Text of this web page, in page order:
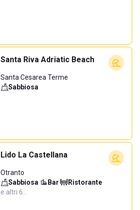
Santa Riva Adriatic Beach
Santa Cesarea Terme
Sabbiosa
Lido La Castellana
Otranto
Sabbiosa· Bar· Ristorante·
e altri 6…